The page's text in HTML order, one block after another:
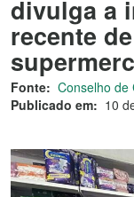
divulga a
recente
Fonte: Conselho de
Publicado em: 10